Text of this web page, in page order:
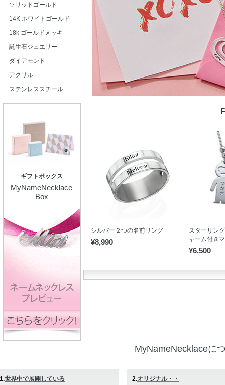
ソリッドゴールド
14K ホワイトゴールド
18k ゴールドメッキ
誕生石ジュエリー
ダイアモンド
アクリル
ステンレススチール
ギフトボックス
MyNameNecklace
Box
シルバー２つの名前リング
¥8,990
スターリン
ャーム付き
¥6,500
MyNameNecklaceに
1.世界中で展開している
2.オリジナル・・